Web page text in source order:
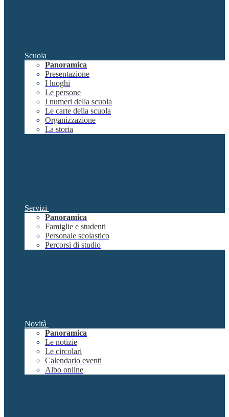
Scuola
Panoramica
Presentazione
I luoghi
Le persone
I numeri della scuola
Le carte della scuola
Organizzazione
La storia
Servizi
Panoramica
Famiglie e studenti
Personale scolastico
Percorsi di studio
Novità
Panoramica
Le notizie
Le circolari
Calendario eventi
Albo online